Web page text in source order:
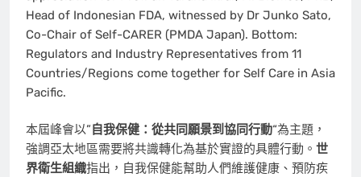
Head of Indonesian FDA, witnessed by Dr Junko Sato,
Co-Chair of Self-CARER (PMDA Japan). Bottom:
Regulators and Industry Representatives from 11
Countries/Regions come together for Self Care in Asia
Pacific.
本屆峰會以” 自我保健：從共同願景到協同行動“為主題，
強調亞太地區需要將共識轉化為基於實證的具體行動。 世
界衛生組織指出，自我保健能幫助人們維護健康、預防疾